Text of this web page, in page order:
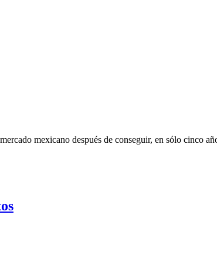
mexicano después de conseguir, en sólo cinco